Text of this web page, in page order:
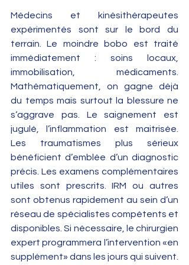
Médecins et kinésithérapeutes
expérimentés sont sur le bord du
terrain. Le moindre bobo est traité
immédiatement : soins locaux,
immobilisation, médicaments.
Mathématiquement, on gagne déjà
du temps mais surtout la blessure ne
s‘aggrave pas. Le saignement est
jugulé, l’inflammation est maitrisée.
Les traumatismes plus sérieux
bénéficient d’emblée d’un diagnostic
précis. Les examens complémentaires
utiles sont prescrits. IRM ou autres
sont obtenus rapidement au sein d’un
réseau de spécialistes compétents et
disponibles. Si nécessaire, le chirurgien
expert programmera l’intervention «en
supplément» dans les jours qui suivent.